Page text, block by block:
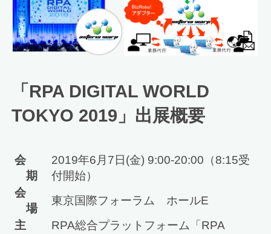
「RPA DIGITAL WORLD
TOKYO 2019」出展概要
会
期
2019年6月7日(金) 9:00-20:00（8:15受
付開始）
会
場
東京国際フォーラム ホールE
主
RPA総合プラットフォーム「RPA